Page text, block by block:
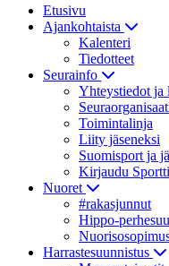
Etusivu
Ajankohtaista
Kalenteri
Tiedotteet
Seurainfo
Yhteystiedot ja
Toimintalinja
Liity jäseneksi
Suomisport ja
Kirjaudu
Nuoret
#rakasjunnut
Hippo-
Harrastesuunnistus